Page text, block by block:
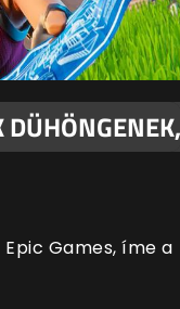
DÜHÖNGENEK,
Games, íme a